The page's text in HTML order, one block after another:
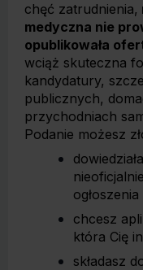
chęć zatrudnienia,
medyczna nie
opublikowała
wciąż skuteczna
kandydatury,
publicznych,
przychodniach
Podanie możesz
chcesz
która Cię
składasz